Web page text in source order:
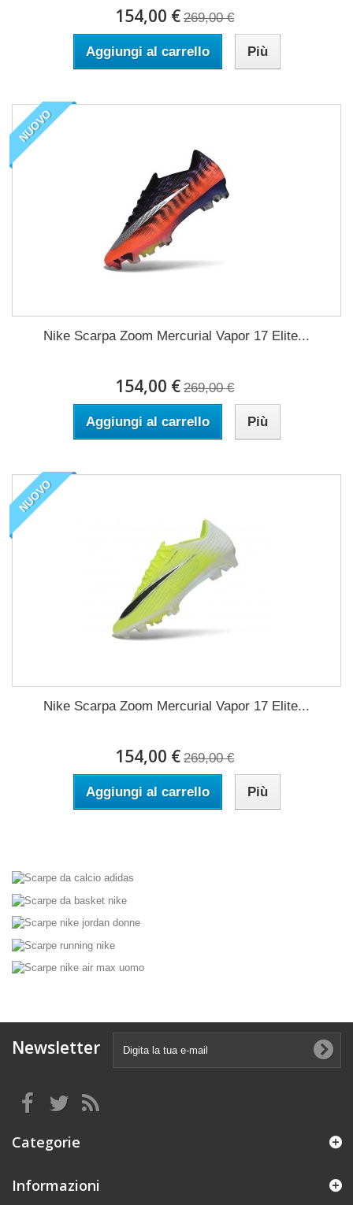
154,00 € 269,00 €
Aggiungi al carrello Più
NUOVO
Nike Scarpa Zoom Mercurial Vapor 17 Elite...
154,00 € 269,00 €
Aggiungi al carrello Più
NUOVO
Nike Scarpa Zoom Mercurial Vapor 17 Elite...
154,00 € 269,00 €
Aggiungi al carrello Più
Newsletter
Categorie
Informazioni